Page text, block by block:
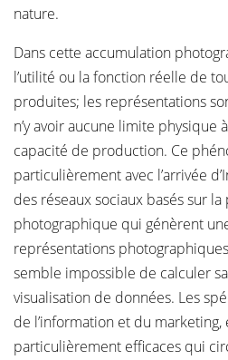
nature.
Dans cette accumulation
l’utilité ou la fonction réelle de
produites; les représentations
n’y avoir aucune limite physique
capacité de production. Ce
particulièrement avec l’arrivée
des réseaux sociaux basés sur
photographique qui génèrent
représentations
semble impossible de calculer
visualisation de données. Les
de l’information et du
particulièrement efficaces qui